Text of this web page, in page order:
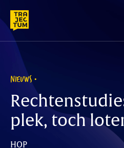
to
content
NIEUWS
plek, toch
HOP